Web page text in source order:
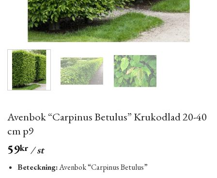
Avenbok “Carpinus Betulus” Krukodlad 20-40
cm p9
59kr / st
Beteckning:Avenbok “Carpinus Betulus”